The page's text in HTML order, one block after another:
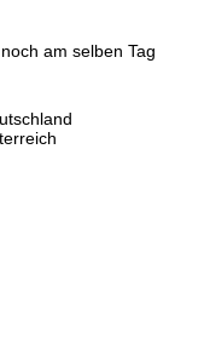
am selben Tag